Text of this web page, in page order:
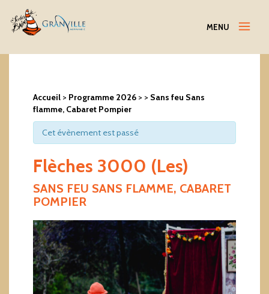
Menu
MENU
Accueil > Programme 2026 > > Sans feu Sans
flamme, Cabaret Pompier
Cet évènement est passé
Flèches 3000 (Les)
SANS FEU SANS FLAMME, CABARET
POMPIER